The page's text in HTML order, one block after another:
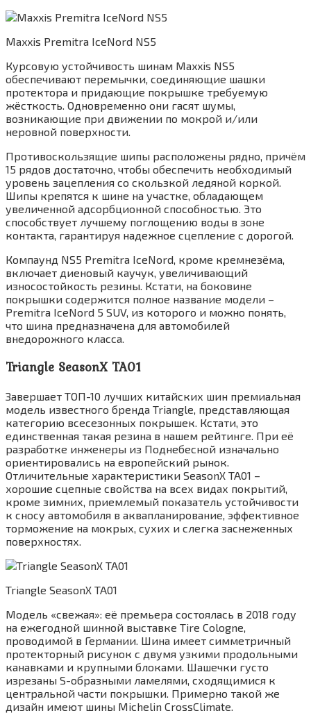
Maxxis Premitra IceNord NS5
Курсовую устойчивость шинам Maxxis NS5
обеспечивают перемычки, соединяющие шашки
протектора и придающие покрышке требуемую
жёсткость. Одновременно они гасят шумы,
возникающие при движении по мокрой и/или
неровной поверхности.
Противоскользящие шипы расположены рядно, причём
15 рядов достаточно, чтобы обеспечить необходимый
уровень зацепления со скользкой ледяной коркой.
Шипы крепятся к шине на участке, обладающем
увеличенной адсорбционной способностью. Это
способствует лучшему поглощению воды в зоне
контакта, гарантируя надежное сцепление с дорогой.
Компаунд NS5 Premitra IceNord, кроме кремнезёма,
включает диеновый каучук, увеличивающий
износостойкость резины. Кстати, на боковине
покрышки содержится полное название модели –
Premitra IceNord 5 SUV, из которого и можно понять,
что шина предназначена для автомобилей
внедорожного класса.
Triangle SeasonX TA01
Завершает ТОП-10 лучших китайских шин премиальная
модель известного бренда Triangle, представляющая
категорию всесезонных покрышек. Кстати, это
единственная такая резина в нашем рейтинге. При её
разработке инженеры из Поднебесной изначально
ориентировались на европейский рынок.
Отличительные характеристики SeasonX TA01 –
хорошие сцепные свойства на всех видах покрытий,
кроме зимних, приемлемый показатель устойчивости
к сносу автомобиля в аквапланирование, эффективное
торможение на мокрых, сухих и слегка заснеженных
поверхностях.
Triangle SeasonX TA01
Модель «свежая»: её премьера состоялась в 2018 году
на ежегодной шинной выставке Tire Cologne,
проводимой в Германии. Шина имеет симметричный
протекторный рисунок с двумя узкими продольными
канавками и крупными блоками. Шашечки густо
изрезаны S-образными ламелями, сходящимися к
центральной части покрышки. Примерно такой же
дизайн имеют шины Michelin CrossClimate.